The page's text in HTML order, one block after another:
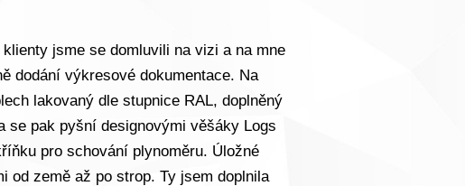
jsme se domluvili na vizi a na mne
dodání výkresové dokumentace. Na
lakovaný dle stupnice RAL, doplněný
pak pyšní designovými věšáky Logs
pro schování plynoměru. Úložné
od země až po strop. Ty jsem doplnila